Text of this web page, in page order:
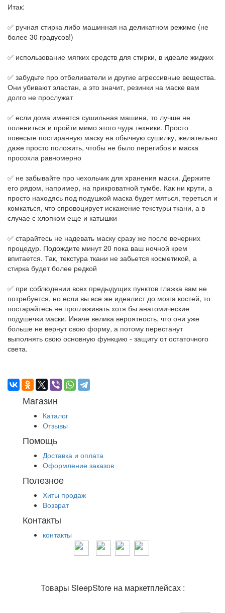
Итак:
✅ ручная стирка либо машинная на деликатном режиме (не
более 30 градусов!)
✅ использование мягких средств для стирки, в идеале жидких
✅ забудьте про отбеливатели и другие агрессивные вещества.
Они убивают эластан, а это значит, резинки на маске вам
долго не прослужат
✅ если дома имеется сушильная машина, то лучше не
полениться и пройти мимо этого чуда техники. Просто
повесьте постиранную маску на обычную сушилку, желательно
даже просто положить, чтобы не было перегибов и маска
просохла равномерно
✅ не забывайте про чехольчик для хранения маски. Держите
его рядом, например, на прикроватной тумбе. Как ни крути, а
просто находясь под подушкой маска будет мяться, тереться и
комкаться, что спровоцирует искажение текстуры ткани, а в
случае с хлопком еще и катышки
✅ старайтесь не надевать маску сразу же после вечерних
процедур. Подождите минут 20 пока ваш ночной крем
впитается. Так, текстура ткани не забьется косметикой, а
стирка будет более редкой
✅ при соблюдении всех предыдущих пунктов глажка вам не
потребуется, но если вы все же идеалист до мозга костей, то
постарайтесь не проглаживать хотя бы анатомические
подушечки маски. Иначе велика вероятность, что они уже
больше не вернут свою форму, а потому перестанут
выполнять свою основную функцию - защиту от остаточного
света.
Магазин
Каталог
Отзывы
Помощь
Доставка и оплата
Оформление заказов
Полезное
Хиты продаж
Возврат
Контакты
контакты
Товары SleepStore на маркетплейсах :